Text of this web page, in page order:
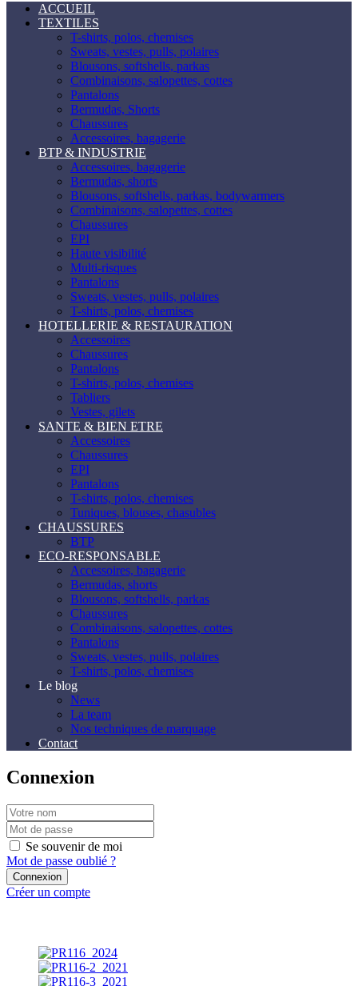
ACCUEIL
TEXTILES
T-shirts, polos, chemises
Sweats, vestes, pulls, polaires
Blousons, softshells, parkas
Combinaisons, salopettes, cottes
Pantalons
Bermudas, Shorts
Chaussures
Accessoires, bagagerie
BTP & INDUSTRIE
Accessoires, bagagerie
Bermudas, shorts
Blousons, softshells, parkas, bodywarmers
Combinaisons, salopettes, cottes
Chaussures
EPI
Haute visibilité
Multi-risques
Pantalons
Sweats, vestes, pulls, polaires
T-shirts, polos, chemises
HOTELLERIE & RESTAURATION
Accessoires
Chaussures
Pantalons
T-shirts, polos, chemises
Tabliers
Vestes, gilets
SANTE & BIEN ETRE
Accessoires
Chaussures
EPI
Pantalons
T-shirts, polos, chemises
Tuniques, blouses, chasubles
CHAUSSURES
BTP
ECO-RESPONSABLE
Accessoires, bagagerie
Bermudas, shorts
Blousons, softshells, parkas
Chaussures
Combinaisons, salopettes, cottes
Pantalons
Sweats, vestes, pulls, polaires
T-shirts, polos, chemises
Le blog
News
La team
Nos techniques de marquage
Contact
Connexion
Se souvenir de moi
Mot de passe oublié ?
Créer un compte